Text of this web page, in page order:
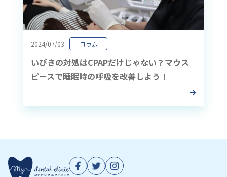
2024/07/03 コラム
いびきの対処はCPAPだけじゃない？マウス
ピースで睡眠時の呼吸を改善しよう！